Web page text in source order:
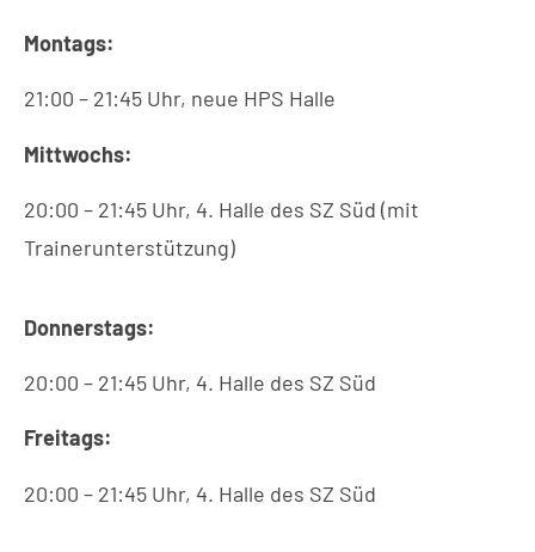
Montags:
21:00 – 21:45 Uhr, neue HPS Halle
Mittwochs:
20:00 – 21:45 Uhr, 4. Halle des SZ Süd (mit
Trainerunterstützung)
Donnerstags:
20:00 – 21:45 Uhr, 4. Halle des SZ Süd
Freitags:
20:00 – 21:45 Uhr, 4. Halle des SZ Süd